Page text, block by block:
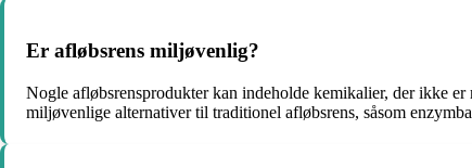
Er afløbsrens miljøvenlig?
Nogle afløbsrensprodukter kan indeholde kemikalier, der ikke
miljøvenlige alternativer til traditionel afløbsrens, såsom